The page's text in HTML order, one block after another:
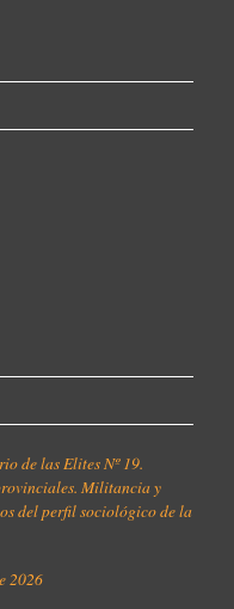
de las Elites Nº 19.
Militancia y
del perfil sociológico de la
2026